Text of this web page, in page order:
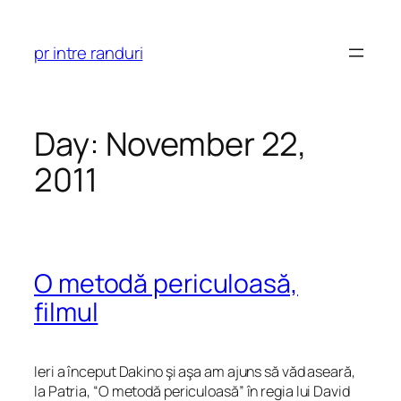
content
pr intre randuri
Day: November 22,
2011
O metodă periculoasă,
filmul
Ieri a început Dakino şi aşa am ajuns să văd aseară,
la Patria, “O metodă periculoasă” în regia lui David